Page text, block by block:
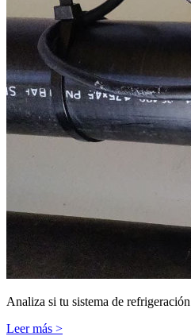
Analiza si tu sistema de
Leer más >